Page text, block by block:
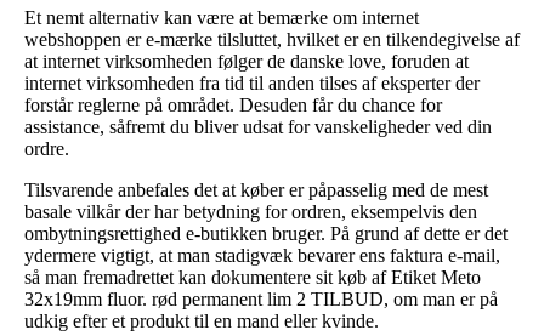
Et nemt alternativ kan være at bemærke om internet
webshoppen er e-mærke tilsluttet, hvilket er en tilkendegivelse af
at internet virksomheden følger de danske love, foruden at
internet virksomheden fra tid til anden tilses af eksperter der
forstår reglerne på området. Desuden får du chance for
assistance, såfremt du bliver udsat for vanskeligheder ved din
ordre.
Tilsvarende anbefales det at køber er påpasselig med de mest
basale vilkår der har betydning for ordren, eksempelvis den
ombytningsrettighed e-butikken bruger. På grund af dette er det
ydermere vigtigt, at man stadigvæk bevarer ens faktura e-mail,
så man fremadrettet kan dokumentere sit køb af Etiket Meto
32x19mm fluor. rød permanent lim 2 TILBUD, om man er på
udkig efter et produkt til en mand eller kvinde.